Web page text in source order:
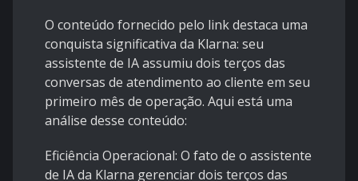
O conteúdo fornecido pelo link destaca uma
conquista significativa da Klarna: seu
assistente de IA assumiu dois terços das
conversas de atendimento ao cliente em seu
primeiro mês de operação. Aqui está uma
análise desse conteúdo:
Eficiência Operacional: O fato de o assistente
de IA da Klarna gerenciar dois terços das